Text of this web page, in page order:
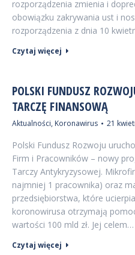
rozporządzenia zmienia i
obowiązku zakrywania ust i
rozporządzenia z dnia 10
Czytaj więcej
POLSKI FUNDUSZ
TARCZĘ FINANSOWĄ
Aktualności, Koronawirus 21
Polski Fundusz Rozwoju
Firm i Pracowników – nowy
Tarczy Antykryzysowej.
najmniej 1 pracownika) oraz
przedsiębiorstwa, które
koronowirusa otrzymają
wartości 100 mld zł. Jej celem…
Czytaj więcej